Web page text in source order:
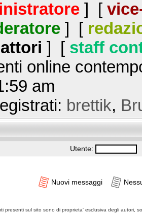
] [
] [
] [ staff
online
am
brettik,
Utente:
Nuovi messaggi
presenti sul sito sono di proprieta' esclusiva degli autori,